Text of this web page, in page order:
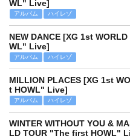
WL" Live]
アルバム ハイレゾ
NEW DANCE [XG 1st
WL" Live]
アルバム ハイレゾ
MILLION PLACES [XG 1st
t HOWL" Live]
アルバム ハイレゾ
WINTER WITHOUT YOU &
LD TOUR "The first HOWL"